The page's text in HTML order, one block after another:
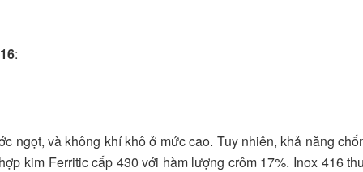
:
ngọt, và không khí khô ở mức cao. Tuy nhiên, khả năng
kim Ferritic cấp 430 với hàm lượng crôm 17%. Inox 416